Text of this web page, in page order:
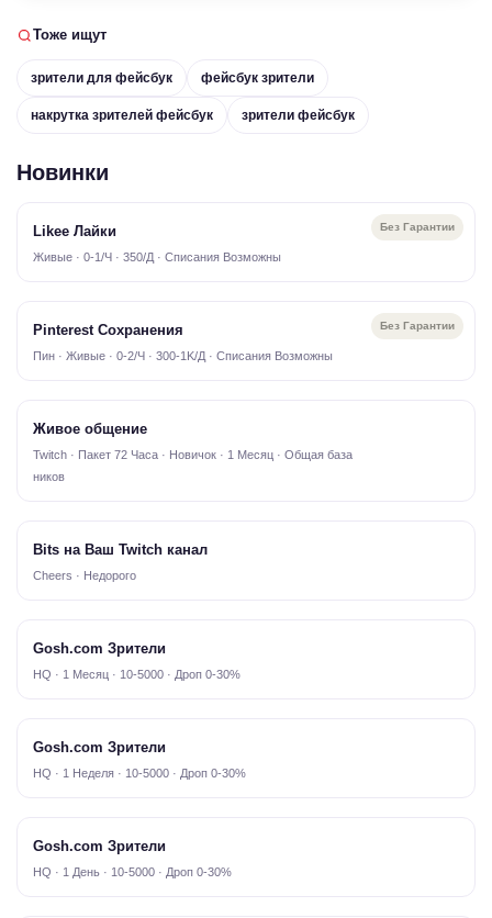
Тоже ищут
зрители для фейсбук фейсбук зрители
накрутка зрителей фейсбук зрители фейсбук
Новинки
Без Гарантии
Likee Лайки
Живые · 0-1/Ч · 350/Д · Списания Возможны
Без Гарантии
Pinterest Сохранения
Пин · Живые · 0-2/Ч · 300-1K/Д · Списания Возможны
Живое общение
Twitch · Пакет 72 Часа · Новичок · 1 Месяц · Общая база
ников
Bits на Ваш Twitch канал
Cheers · Недорого
Gosh.com Зрители
HQ · 1 Месяц · 10-5000 · Дроп 0-30%
Gosh.com Зрители
HQ · 1 Неделя · 10-5000 · Дроп 0-30%
Gosh.com Зрители
HQ · 1 День · 10-5000 · Дроп 0-30%